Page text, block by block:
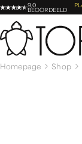
9,0
BEOORDEELD
Homepage Shop